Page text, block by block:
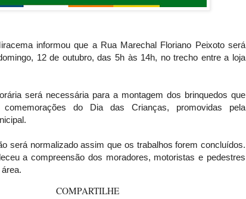
informou que a Rua Marechal Floriano Peixoto será
12 de outubro, das 5h às 14h, no trecho entre a loja
será necessária para a montagem dos brinquedos que
do Dia das Crianças, promovidas pela
será normalizado assim que os trabalhos forem concluídos.
a compreensão dos moradores, motoristas e pedestres
COMPARTILHE